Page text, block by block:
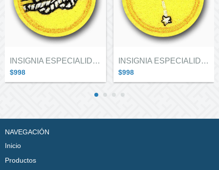
INSIGNIA ESPECIALIDAD ALITAS "CABUYERIA"
$998
INSIGNIA ESPECIALIDAD ALITAS "ASTRO...
$998
NAVEGACIÓN
Inicio
Productos